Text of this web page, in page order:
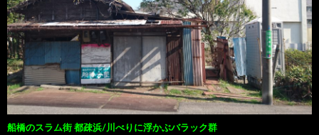
船橋のスラム街 都疎浜/川べりに浮かぶバラック群